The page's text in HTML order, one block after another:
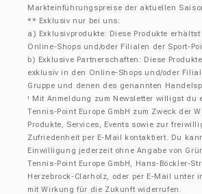
Markteinführungspreise der aktuellen
** Exklusiv nur bei uns:
a) Exklusivprodukte: Diese Produkte
Online-Shops und/oder Filialen der Sport-
b) Exklusive Partnerschaften: Diese
exklusiv in den Online-Shops und/oder
Gruppe und denen des genannten
¹ Mit Anmeldung zum Newsletter willigst du
Tennis-Point Europe GmbH zum Zweck der
Produkte, Services, Events sowie zur
Zufriedenheit per E-Mail kontaktiert. Du
Einwilligung jederzeit ohne Angabe von
Tennis-Point Europe GmbH, Hans-Böckler-
Herzebrock-Clarholz, oder per E-Mail unter
mit Wirkung für die Zukunft widerrufen.